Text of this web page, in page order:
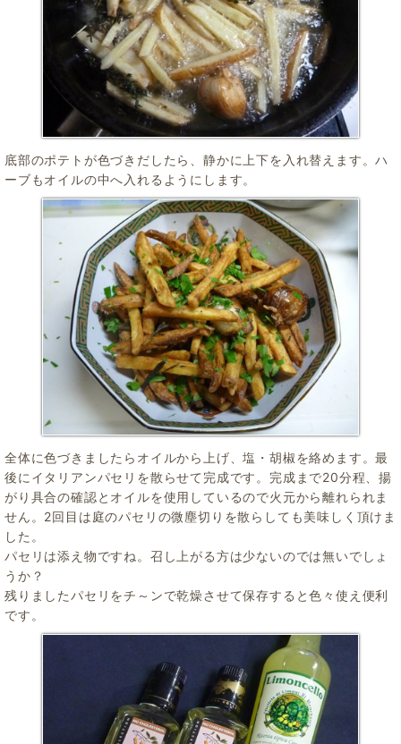
底部のポテトが色づきだしたら、静かに上下を入れ替えます。ハ
ーブもオイルの中へ入れるようにします。
全体に色づきましたらオイルから上げ、塩・胡椒を絡めます。最
後にイタリアンパセリを散らせて完成です。完成まで20分程、揚
がり具合の確認とオイルを使用しているので火元から離れられま
せん。2回目は庭のパセリの微塵切りを散らしても美味しく頂けま
した。
パセリは添え物ですね。召し上がる方は少ないのでは無いでしょ
うか？
残りましたパセリをチ～ンで乾燥させて保存すると色々使え便利
です。